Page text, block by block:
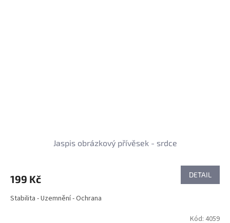
Jaspis obrázkový přívěsek - srdce
199 Kč DETAIL
Stabilita - Uzemnění - Ochrana
Kód: 4059